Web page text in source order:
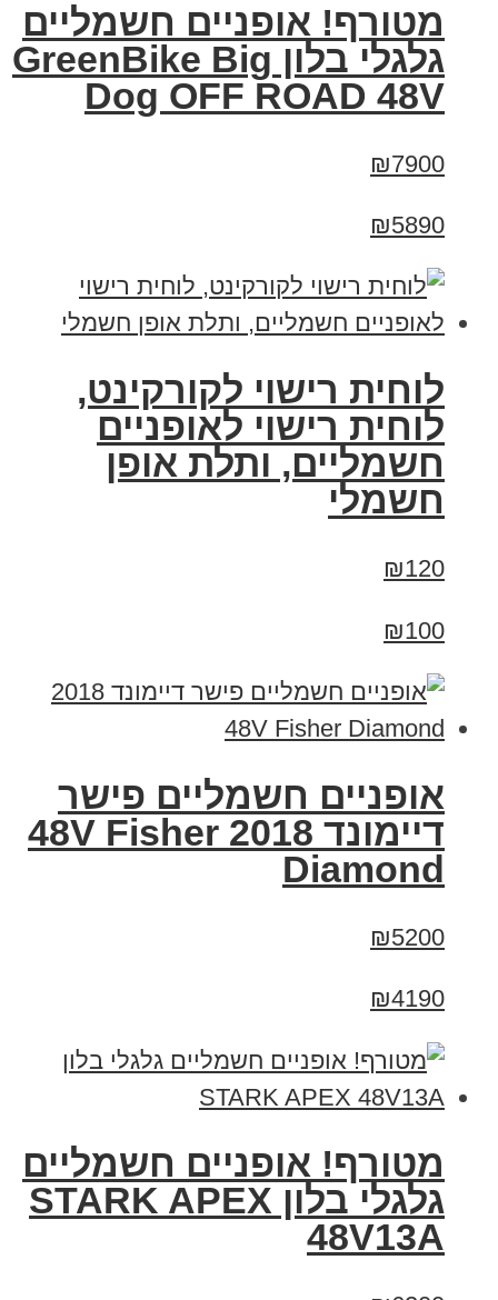
מטורף! אופניים חשמליים
גלגלי בלון GreenBike Big
Dog OFF ROAD 48V
₪7900
₪5890
לוחית רישוי לקורקינט,
לוחית רישוי לאופניים
חשמליים, ותלת אופן
חשמלי
₪120
₪100
אופניים חשמליים פישר
דיימונד 2018 48V Fisher
Diamond
₪5200
₪4190
מטורף! אופניים חשמליים
גלגלי בלון STARK APEX
48V13A